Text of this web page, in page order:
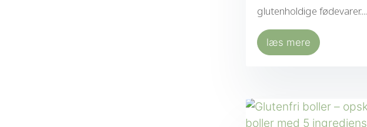
glutenholdige fødevarer....
læs mere